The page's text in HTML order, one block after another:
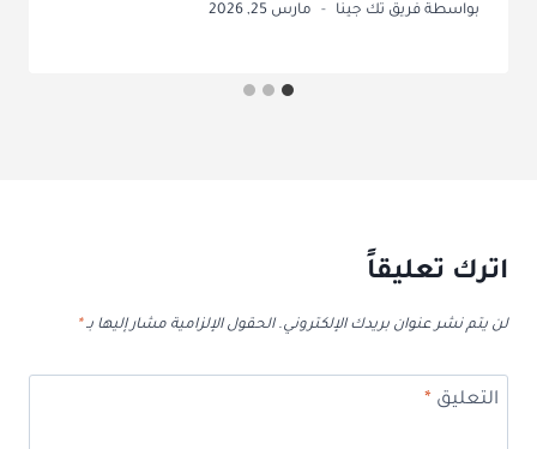
بواسطة فريق تك جينا مارس 25, 2026
اترك تعليقاً
لن يتم نشر عنوان بريدك الإلكتروني. الحقول الإلزامية مشار إليها بـ*
التعليق*